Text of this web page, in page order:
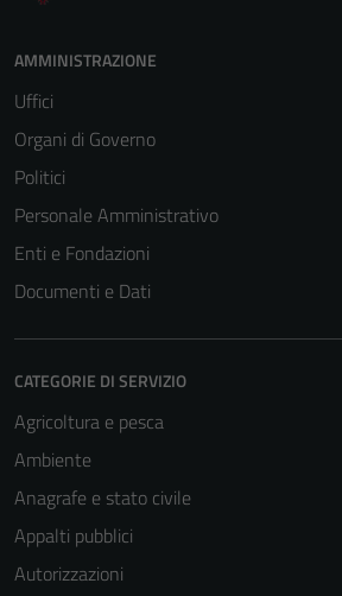
AMMINISTRAZIONE
Uffici
Organi di Governo
Politici
Personale Amministrativo
Enti e Fondazioni
Documenti e Dati
CATEGORIE DI SERVIZIO
Agricoltura e pesca
Ambiente
Anagrafe e stato civile
Appalti pubblici
Autorizzazioni